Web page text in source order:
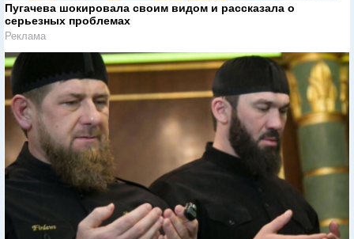
Пугачева шокировала своим видом и рассказала о
серьезных проблемах
Реклама